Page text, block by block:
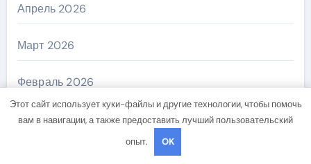
Апрель 2026
Март 2026
Февраль 2026
Январь 2026
Этот сайт использует куки-файлы и другие технологии, чтобы помочь
вам в навигации, а также предоставить лучший пользовательский
опыт.
OK